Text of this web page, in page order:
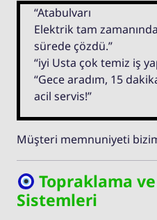
“Atabulvarı
Elektrik tam
sürede çözdü.”
“iyi Usta çok temiz iş
“Gece aradım, 15
acil servis!”
Müşteri memnuniyeti
Topraklama
Sistemleri